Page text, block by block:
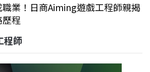
業！日商Aiming遊戲工程師親揭
程
程師